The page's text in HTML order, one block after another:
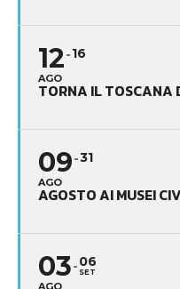
12
AGO
16
TORNA IL TOSCANA
09
AGO
31
AGOSTO AI MUSEI
03 06
SET